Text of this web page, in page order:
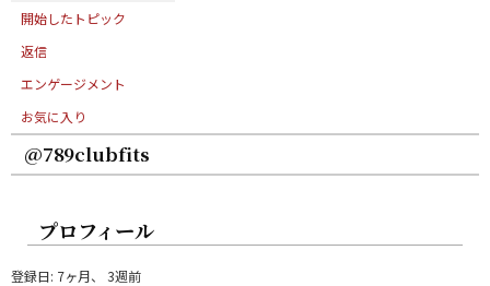
開始したトピック
返信
エンゲージメント
お気に入り
@789clubfits
プロフィール
登録日: 7ヶ月、 3週前